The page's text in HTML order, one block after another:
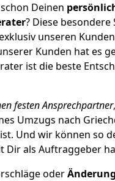
Deinen
? Diese
unseren
Kunden hat es
ist die beste
festen Ansprechpartner
Umzugs nach
Und wir können so
Dir als Auftraggeber
oder